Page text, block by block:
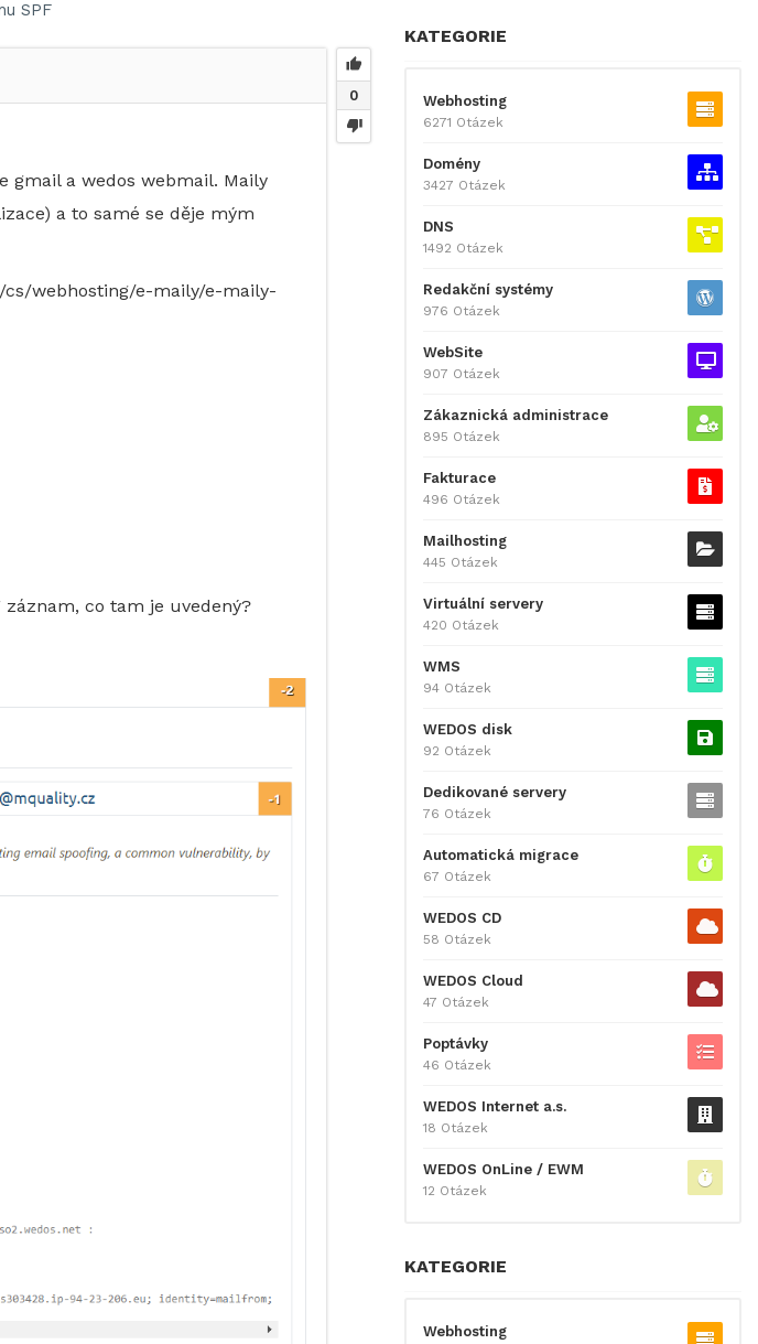
SPF
0
gmail a wedos webmail. Maily
a to samé se děje mým
cs/webhosting/e-maily/e-maily-
co tam je uvedený?
KATEGORIE
Webhosting
6271 Otázek
Domény
3427 Otázek
DNS
1492 Otázek
Redakční systémy
976 Otázek
WebSite
907 Otázek
Zákaznická administrace
895 Otázek
Fakturace
496 Otázek
Mailhosting
445 Otázek
Virtuální servery
420 Otázek
WMS
94 Otázek
WEDOS disk
92 Otázek
Dedikované servery
76 Otázek
Automatická migrace
67 Otázek
WEDOS CD
58 Otázek
WEDOS Cloud
47 Otázek
Poptávky
46 Otázek
WEDOS Internet a.s.
18 Otázek
WEDOS OnLine / EWM
12 Otázek
KATEGORIE
Webhosting